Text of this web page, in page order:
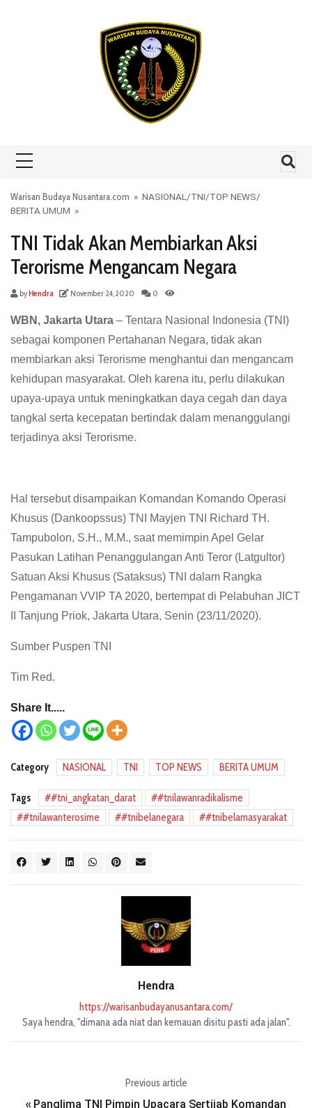
Warisan Budaya Nusantara.com » NASIONAL /TNI/TOP NEWS/
BERITA UMUM »
TNI Tidak Akan Membiarkan Aksi
Terorisme Mengancam Negara
byHendra November 24, 2020 0
WBN, Jakarta Utara – Tentara Nasional Indonesia (TNI)
sebagai komponen Pertahanan Negara, tidak akan
membiarkan aksi Terorisme menghantui dan mengancam
kehidupan masyarakat. Oleh karena itu, perlu dilakukan
upaya-upaya untuk meningkatkan daya cegah dan daya
tangkal serta kecepatan bertindak dalam menanggulangi
terjadinya aksi Terorisme.
Hal tersebut disampaikan Komandan Komando Operasi
Khusus (Dankoopssus) TNI Mayjen TNI Richard TH.
Tampubolon, S.H., M.M., saat memimpin Apel Gelar
Pasukan Latihan Penanggulangan Anti Teror (Latgultor)
Satuan Aksi Khusus (Sataksus) TNI dalam Rangka
Pengamanan VVIP TA 2020, bertempat di Pelabuhan JICT
II Tanjung Priok, Jakarta Utara, Senin (23/11/2020).
Sumber Puspen TNI
Tim Red.
Share It.....
Category NASIONAL TNI TOP NEWS BERITA UMUM
Tags #tni_angkatan_darat
#tnilawanradikalisme
#tnilawanterosime
#tnibelanegara #tnibelamasyarakat
Hendra
https://warisanbudayanusantara.com/
Saya hendra, "dimana ada niat dan kemauan disitu pasti ada jalan".
Previous article
« Panglima TNI Pimpin Upacara Sertijab Komandan